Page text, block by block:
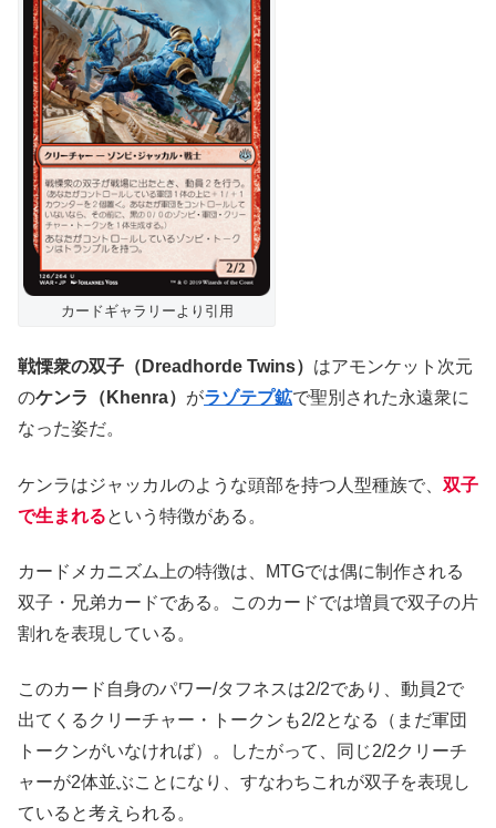
カードギャラリーより引用
戦慄衆の双子（Dreadhorde Twins） はアモンケット次元
のケンラ（Khenra） がラゾテプ鉱で聖別された永遠衆に
なった姿だ。
ケンラはジャッカルのような頭部を持つ人型種族で、 双子
で生まれるという特徴がある。
カードメカニズム上の特徴は、MTGでは偶に制作される
双子・兄弟カードである。このカードでは増員で双子の片
割れを表現している。
このカード自身のパワー/タフネスは2/2であり、動員2で
出てくるクリーチャー・トークンも2/2となる（まだ軍団
トークンがいなければ）。したがって、同じ2/2クリーチ
ャーが2体並ぶことになり、すなわちこれが双子を表現し
ていると考えられる。